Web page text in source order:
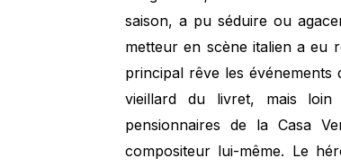
saison, a pu séduire ou
metteur en scène italien a eu
principal rêve les événements
vieillard du livret, mais loin
pensionnaires de la Casa
compositeur lui-même. Le